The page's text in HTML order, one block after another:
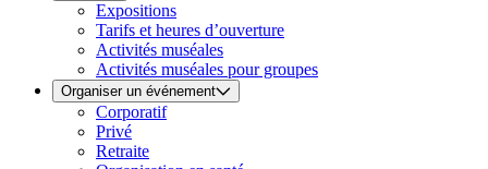
Expositions
Tarifs et heures d’ouverture
Activités muséales
Activités muséales pour groupes
Organiser un événement
Corporatif
Privé
Retraite